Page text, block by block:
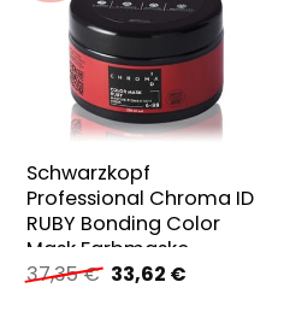
Schwarzkopf
Professional Chroma ID
RUBY Bonding Color
Mask Farbmaske
37,35€ Ursprünglicher
Preis
33,62 €Aktueller